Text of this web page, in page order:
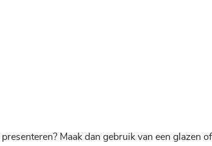
Maak dan gebruik van een glazen